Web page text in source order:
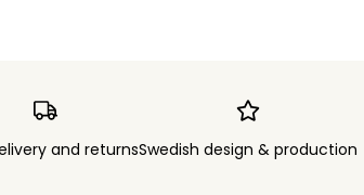
and returnsSwedish design & production